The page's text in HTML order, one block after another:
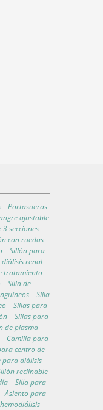
–Portasueros
ajustable
secciones–
con ruedas–
–Sillón para
diálisis renal–
tratamiento
–Silla de
–Silla
–Sillas para
–Sillas para
de plasma
Camilla para
centro de
para diálisis–
reclinable
–Silla para
–Asiento para
–